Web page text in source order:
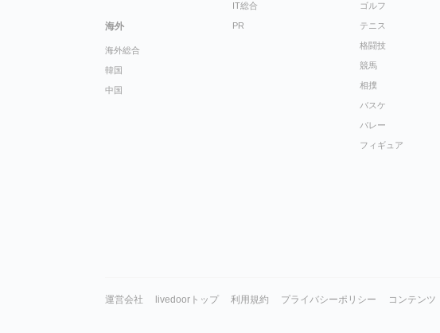
海外
海外総合
韓国
中国
IT総合
PR
ゴルフ
テニス
格闘技
競馬
相撲
バスケ
バレー
フィギュア
運営会社 livedoorトップ 利用規約 プライバシーポリシー コンテンツ